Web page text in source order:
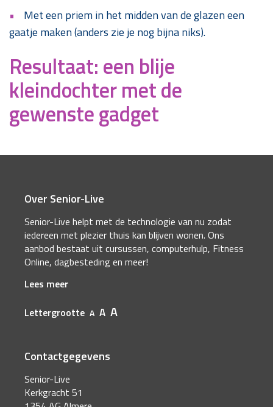
Met een priem in het midden van de glazen een
gaatje maken (anders zie je nog bijna niks).
Resultaat: een blije
kleindochter met de
gewenste gadget
Over Senior-Live
Senior-Live helpt met de technologie van nu zodat
iedereen met plezier thuis kan blijven wonen. Ons
aanbod bestaat uit cursussen, computerhulp, Fitness
Online, dagbesteding en meer!
Lees meer
Lettergrootte A A A
Contactgegevens
Senior-Live
Kerkgracht 51